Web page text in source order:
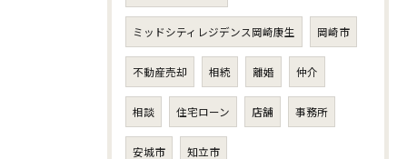
ミッドシティレジデンス岡崎康生 岡崎市
不動産売却 相続 離婚 仲介
相談 住宅ローン 店舗 事務所
安城市 知立市